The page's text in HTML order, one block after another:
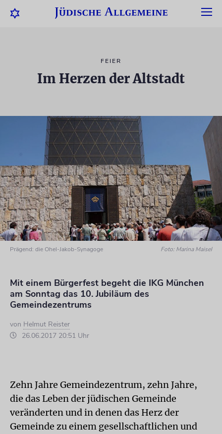
FEIER
Im Herzen der Altstadt
Prägend: die Ohel-Jakob-Synagoge Foto: Marina Maisel
Mit einem Bürgerfest begeht die IKG München
am Sonntag das 10. Jubiläum des
Gemeindezentrums
von Helmut Reister
26.06.2017 20:51 Uhr
Zehn Jahre Gemeindezentrum, zehn Jahre,
die das Leben der jüdischen Gemeinde
veränderten und in denen das Herz der
Gemeinde zu einem gesellschaftlichen und